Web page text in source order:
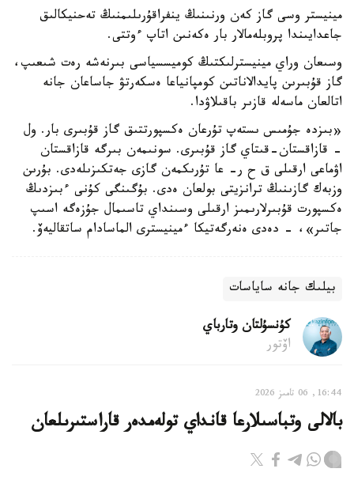
مينيستر وسى گاز كەن ورنىنىڭ ينفراقۇرىلىمنىڭ تەحنيكالىق
جاعدايىندا پروبلەمالار بار ەكەنىن اتاپ ءوتتى.
وسىعان وراي مينيسترلىكتىڭ كوميسسياسى بىرنەشە رەت شىعىپ،
گاز قۇبىرىن پايدالاناتىن كومپانياعا ەسكەرتۋ جاساعان جانە
اتالعان ماسەلە قازىر باقىلاۋدا.
«بىزدە جۇمىس ىستەپ تۇرعان ەكسپورتتىق گاز قۇبىرى بار. ول
- قازاقستان-قىتاي گاز قۇبىرى. سونىمەن بىرگە قازاقستان
اۋماعى ارقىلى ق ح ر- عا تۇرىكمەن گازى جەتكىزىلەدى. بۇرىن
وزبەك گازىنىڭ ترانزيتى بولعان ەدى. بۇگىنگى كۇنى ءبىزدىڭ
ەكسپورت قۇبىرلارىمىز ارقىلى وسىنداي تاسىمال جۇزەگە اسىپ
جاتىر»، - دەدى ەنەرگەتيكا ءمينيسترى الماسادام ساتقاليەۆ.
بيلىك جانە ساياسات
كۇنسۇلتان وتارباي
اۆتور
16:44, 06 تامىز 2026
بالالى وتباسىلارعا قانداي تولەمدەر قاراستىرىلعان